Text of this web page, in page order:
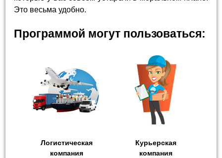
Это весьма удобно.
Программой могут пользоваться:
Логистическая
компания
Курьерская
компания